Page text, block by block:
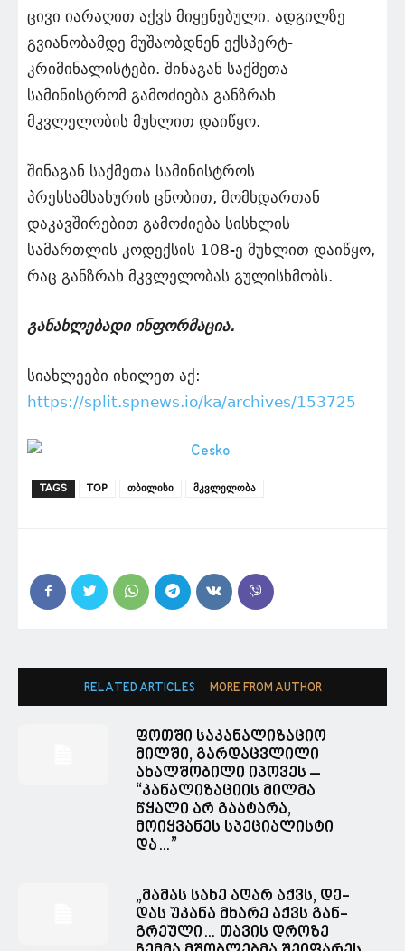
ცივი იარაღით აქვს მიყენებული. ადგილზე
გვიანობამდე მუშაობდნენ ექსპერტ-
კრიმინალისტები. შინაგან საქმეთა
სამინისტრომ გამოძიება განზრახ
მკვლელობის მუხლით დაიწყო.
შინაგან საქმეთა სამინისტროს
პრესსამსახურის ცნობით, მომხდართან
დაკავშირებით გამოძიება სისხლის
სამართლის კოდექსის 108-ე მუხლით დაიწყო,
რაც განზრახ მკვლელობას გულისხმობს.
განახლებადი ინფორმაცია.
სიახლეები იხილეთ აქ:
https://split.spnews.io/ka/archives/153725
TAGS TOP თბილისი მკვლელობა
RELATED ARTICLES MORE FROM AUTHOR
ფოთში საკანალიზაციო
მილში, გარდაცვლილი
ახალშობილი იპოვეს –
“კანალიზაციის მილმა
წყალი არ გაატარა,
მოიყვანეს სპეციალისტი
და…”
„მა­მას სახე აღარ აქვს, დე­
დას უკა­ნა მხა­რე აქვს გან­
გრე­უ­ლი… თავის დროზე